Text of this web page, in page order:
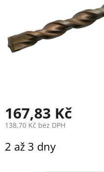
167,83 Kč
138,70 Kč bez DPH
cena:
2 až 3 dny